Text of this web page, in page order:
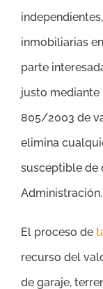
inmobiliarias
parte
justo mediante
805/2003 de
elimina
susceptible de
Administración.
El proceso de
recurso del
de garaje,